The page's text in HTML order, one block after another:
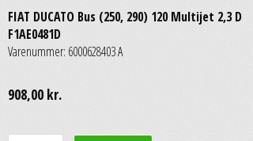
FIAT DUCATO Bus (250, 290) 120 Multijet 2,3 D
F1AE0481D
Varenummer: 6000628403 A
908,00 kr.